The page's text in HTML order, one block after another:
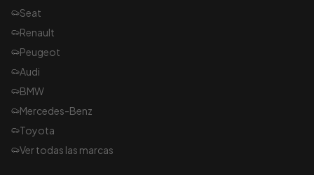
Seat
Renault
Peugeot
Audi
BMW
Mercedes-Benz
Toyota
Ver todas las marcas